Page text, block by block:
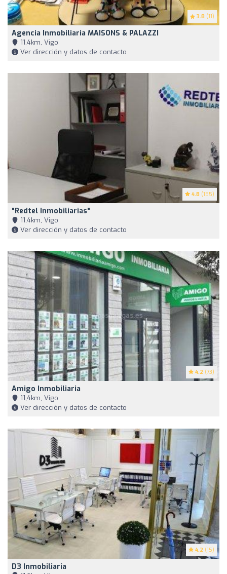
3.8 (11)
Agencia Inmobiliaria MAISONS & PALAZZI
11,4km, Vigo
Ver dirección y datos de contacto
4.8 (155)
"Redtel Inmobiliarias"
11,4km, Vigo
Ver dirección y datos de contacto
4.2 (73)
Amigo Inmobiliaria
11,4km, Vigo
Ver dirección y datos de contacto
4.2 (15)
D3 Inmobiliaria